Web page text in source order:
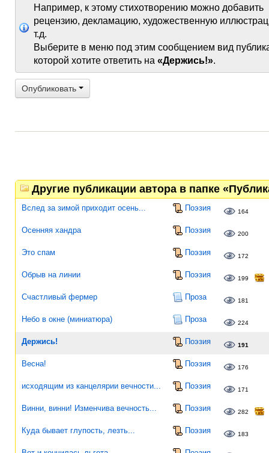
Например, к этому стихотворению можно добавить
рецензию, декламацию, художественную
т.д.
Выберите в меню под этим сообщением вид
которой хотите ответить на «Держись!».
Опубликовать
Другие публикации автора в папке
Вслед за зимой приходит осень... Поэзия 164
Осенняя хандра Поэзия 200
Это спам Поэзия 172
Обрыв на линии Поэзия 199
Счастливый фермер Проза 181
Небо в окне (миниатюра) Проза 224
Держись! Поэзия 191
Весна! Поэзия 176
исходящим из канцелярии вечности... Поэзия 171
Винни, винни! Изменчива вечность... Поэзия 282
Куда бывает глупость, лезть... Поэзия 183